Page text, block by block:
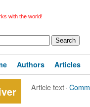
with the world!
Authors Articles
Article text·